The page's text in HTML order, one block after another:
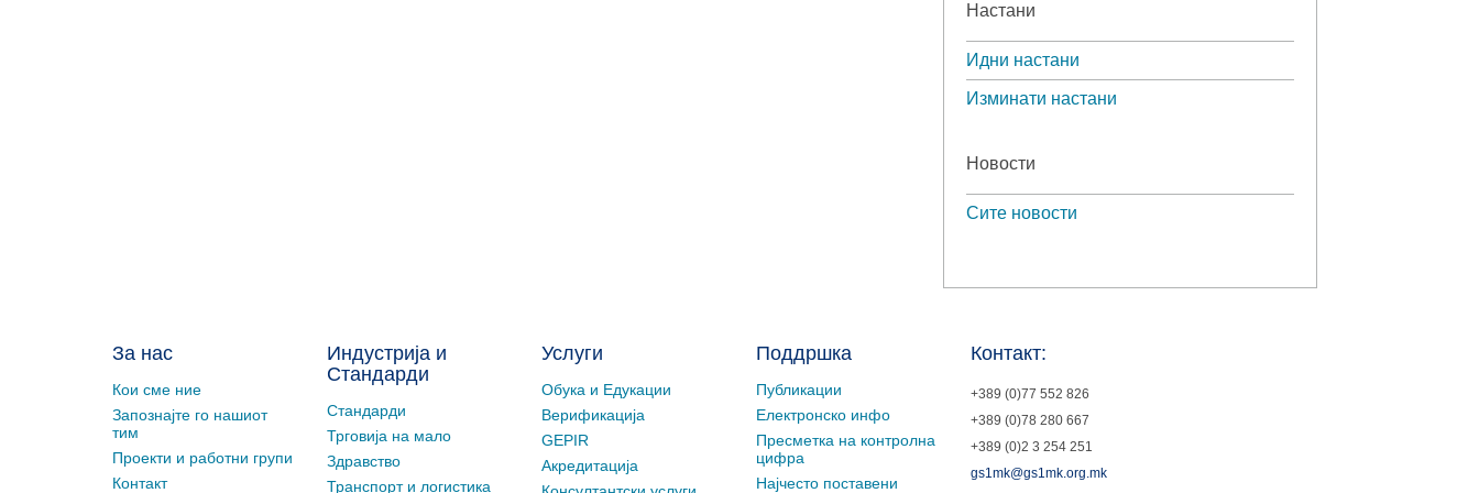
Настани
Идни настани
Изминати настани
Новости
Сите новости
За нас
Кои сме ние
Запознајте го нашиот
тим
Проекти и работни групи
Контакт
Индустрија и
Стандарди
Стандарди
Трговија на мало
Здравство
Транспорт и логистика
Услуги
Обука и Едукации
Верификација
GEPIR
Акредитација
Поддршка
Публикации
Електронско инфо
Пресметка на контролна
цифра
Најчесто поставени
Контакт:
+389 (0)77 552 826
+389 (0)78 280 667
+389 (0)2 3 254 251
gs1mk@gs1mk.org.mk